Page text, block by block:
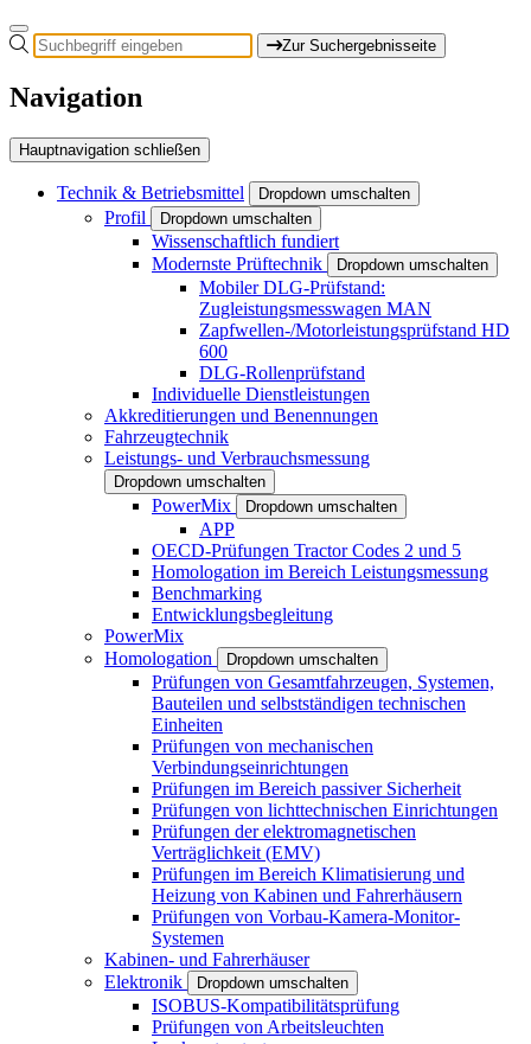
Zur Suchergebnisseite
Navigation
Hauptnavigation schließen
Technik & Betriebsmittel Dropdown umschalten
Profil Dropdown umschalten
Wissenschaftlich fundiert
Modernste Prüftechnik
Dropdown umschalten
Mobiler DLG-Prüfstand:
Zugleistungsmesswagen MAN
Zapfwellen-/Motorleistungsprüfstand HD
600
DLG-Rollenprüfstand
Individuelle Dienstleistungen
Akkreditierungen und Benennungen
Fahrzeugtechnik
Leistungs- und Verbrauchsmessung
Dropdown umschalten
PowerMix Dropdown umschalten
APP
OECD-Prüfungen Tractor Codes 2 und 5
Homologation im Bereich Leistungsmessung
Benchmarking
Entwicklungsbegleitung
PowerMix
Homologation
Dropdown umschalten
Prüfungen von Gesamtfahrzeugen, Systemen,
Bauteilen und selbstständigen technischen
Einheiten
Prüfungen von mechanischen
Verbindungseinrichtungen
Prüfungen im Bereich passiver Sicherheit
Prüfungen von lichttechnischen Einrichtungen
Prüfungen der elektromagnetischen
Verträglichkeit (EMV)
Prüfungen im Bereich Klimatisierung und
Heizung von Kabinen und Fahrerhäusern
Prüfungen von Vorbau-Kamera-Monitor-
Systemen
Kabinen- und Fahrerhäuser
Elektronik
Dropdown umschalten
ISOBUS-Kompatibilitätsprüfung
Prüfungen von Arbeitsleuchten